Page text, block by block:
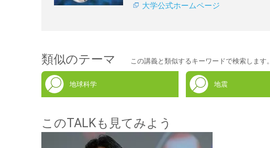
大学公式ホームページ
類似のテーマ この講義と類似するキーワードで検索します。
地球科学 地震
このTALKも見てみよう